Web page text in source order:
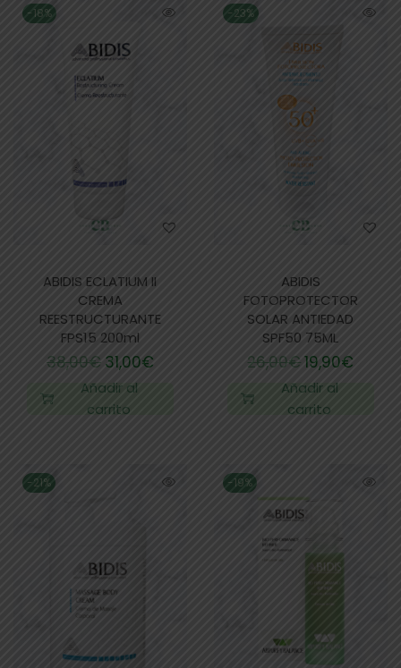
-18%
ABIDIS ECLATIUM II
CREMA
REESTRUCTURANTE
FPS15 200ml
38,00€ 31,00€
Añadir al
carrito
-23%
ABIDIS
FOTOPROTECTOR
SOLAR ANTIEDAD
SPF50 75ML
26,00€19,90€
Añadir al
carrito
-21% -19%